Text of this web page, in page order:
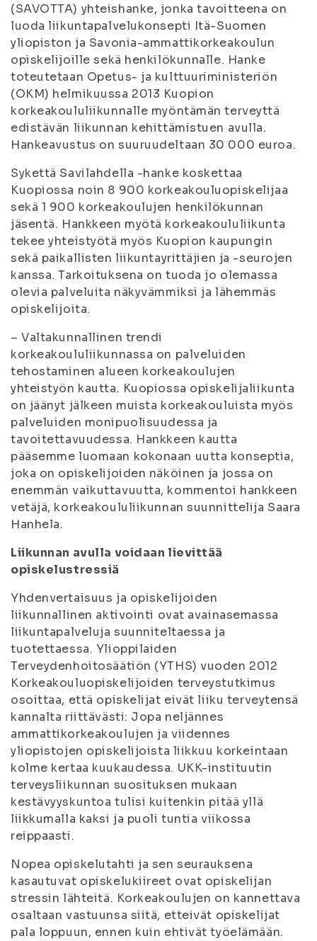
(SAVOTTA) yhteishanke, jonka tavoitteena on
luoda liikuntapalvelukonsepti Itä-Suomen
yliopiston ja Savonia-ammattikorkeakoulun
opiskelijoille sekä henkilökunnalle. Hanke
toteutetaan Opetus- ja kulttuuriministeriön
(OKM) helmikuussa 2013 Kuopion
korkeakoululiikunnalle myöntämän terveyttä
edistävän liikunnan kehittämistuen avulla.
Hankeavustus on suuruudeltaan 30 000 euroa.
Sykettä Savilahdella -hanke koskettaa
Kuopiossa noin 8 900 korkeakouluopiskelijaa
sekä 1 900 korkeakoulujen henkilökunnan
jäsentä. Hankkeen myötä korkeakoululiikunta
tekee yhteistyötä myös Kuopion kaupungin
sekä paikallisten liikuntayrittäjien ja -seurojen
kanssa. Tarkoituksena on tuoda jo olemassa
olevia palveluita näkyvämmiksi ja lähemmäs
opiskelijoita.
– Valtakunnallinen trendi
korkeakoululiikunnassa on palveluiden
tehostaminen alueen korkeakoulujen
yhteistyön kautta. Kuopiossa opiskelijaliikunta
on jäänyt jälkeen muista korkeakouluista myös
palveluiden monipuolisuudessa ja
tavoitettavuudessa. Hankkeen kautta
pääsemme luomaan kokonaan uutta konseptia,
joka on opiskelijoiden näköinen ja jossa on
enemmän vaikuttavuutta, kommentoi hankkeen
vetäjä, korkeakoululiikunnan suunnittelija Saara
Hanhela.
Liikunnan avulla voidaan lievittää
opiskelustressiä
Yhdenvertaisuus ja opiskelijoiden
liikunnallinen aktivointi ovat avainasemassa
liikuntapalveluja suunniteltaessa ja
tuotettaessa. Ylioppilaiden
Terveydenhoitosäätiön (YTHS) vuoden 2012
Korkeakouluopiskelijoiden terveystutkimus
osoittaa, että opiskelijat eivät liiku terveytensä
kannalta riittävästi: Jopa neljännes
ammattikorkeakoulujen ja viidennes
yliopistojen opiskelijoista liikkuu korkeintaan
kolme kertaa kuukaudessa. UKK-instituutin
terveysliikunnan suosituksen mukaan
kestävyyskuntoa tulisi kuitenkin pitää yllä
liikkumalla kaksi ja puoli tuntia viikossa
reippaasti.
Nopea opiskelutahti ja sen seurauksena
kasautuvat opiskelukiireet ovat opiskelijan
stressin lähteitä. Korkeakoulujen on kannettava
osaltaan vastuunsa siitä, etteivät opiskelijat
pala loppuun, ennen kuin ehtivät työelämään.